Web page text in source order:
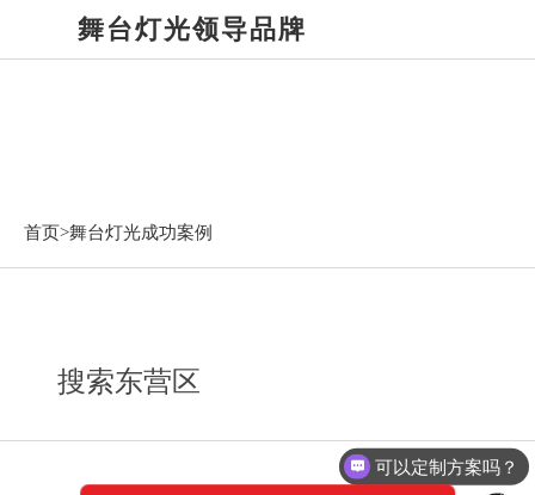
舞台灯光领导品牌
首页>舞台灯光成功案例
搜索东营区
可以定制方案吗？